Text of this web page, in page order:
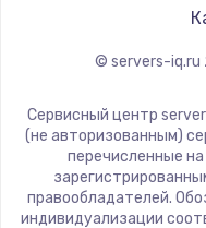
© servers-iq.ru
Сервисный центр
(не авторизованным)
перечисленные
правообладателей.
индивидуализации